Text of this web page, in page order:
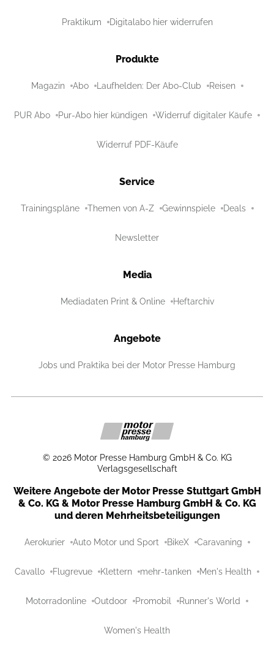
Praktikum Digitalabo hier widerrufen
Produkte
Magazin Abo Laufhelden: Der Abo-Club Reisen
PUR Abo Pur-Abo hier kündigen Widerruf digitaler Käufe
Widerruf PDF-Käufe
Service
Trainingspläne Themen von A-Z Gewinnspiele Deals
Newsletter
Media
Mediadaten Print & Online Heftarchiv
Angebote
Jobs und Praktika bei der Motor Presse Hamburg
© 2026 Motor Presse Hamburg GmbH & Co. KG
Verlagsgesellschaft
Weitere Angebote der Motor Presse Stuttgart GmbH
& Co. KG & Motor Presse Hamburg GmbH & Co. KG
und deren Mehrheitsbeteiligungen
Aerokurier Auto Motor und Sport BikeX Caravaning
Cavallo Flugrevue Klettern mehr-tanken Men's Health
Motorradonline Outdoor Promobil Runner's World
Women's Health